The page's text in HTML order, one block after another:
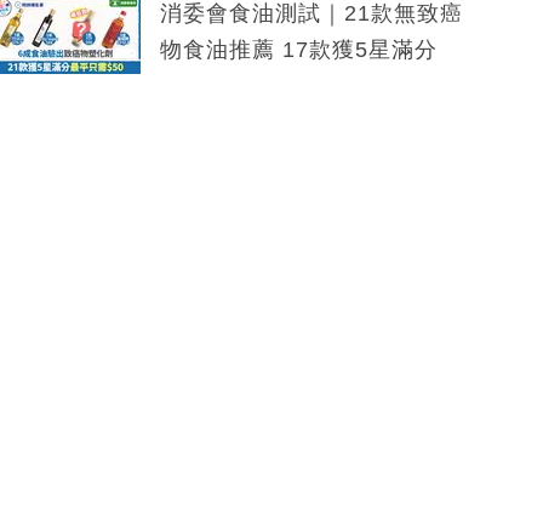
消委會食油測試｜21款無致癌
物食油推薦 17款獲5星滿分